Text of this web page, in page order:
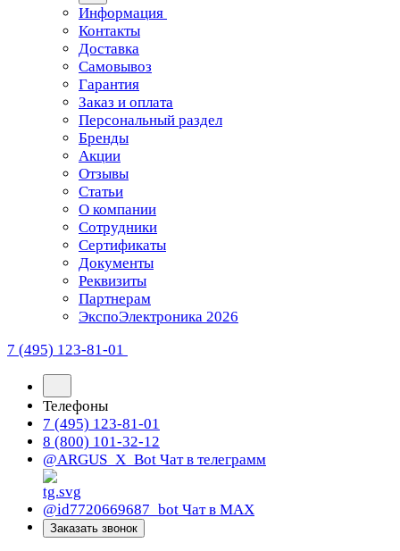
Информация
Контакты
Доставка
Самовывоз
Гарантия
Заказ и оплата
Персональный раздел
Бренды
Акции
Отзывы
Статьи
О компании
Сотрудники
Сертификаты
Документы
Реквизиты
Партнерам
ЭкспоЭлектроника 2026
7 (495) 123-81-01
Телефоны
7 (495) 123-81-01
8 (800) 101-32-12
@ARGUS_X_Bot Чат в телеграмм
@id7720669687_bot Чат в МАХ
Заказать звонок